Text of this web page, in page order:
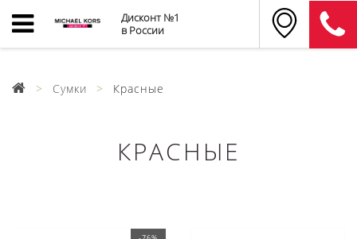
Дисконт №1
в России
Сумки Красные
КРАСНЫЕ